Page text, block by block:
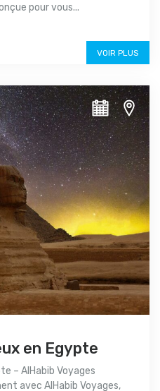
pour vous...
VOIR PLUS
en Egypte
– AlHabib Voyages
avec AlHabib Voyages,